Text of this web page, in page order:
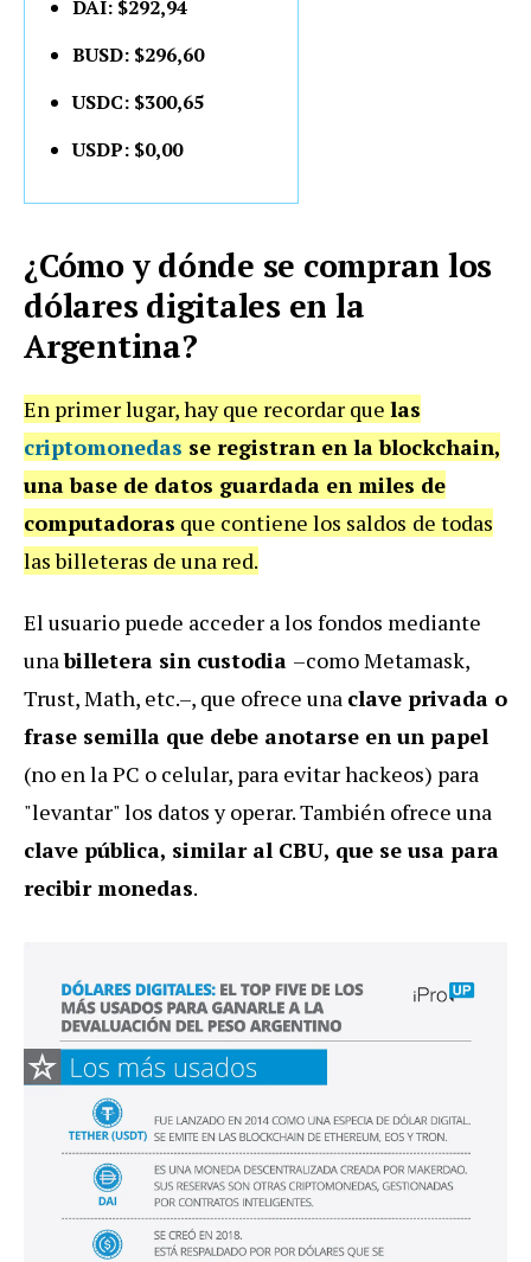
DAI: $292,94
BUSD: $296,60
USDC: $300,65
USDP: $0,00
¿Cómo y dónde se compran los
dólares digitales en la
Argentina?
En primer lugar, hay que recordar que las
criptomonedas se registran en la blockchain,
una base de datos guardada en miles de
computadoras que contiene los saldos de todas
las billeteras de una red.
El usuario puede acceder a los fondos mediante
unabilletera sin custodia –como Metamask,
Trust, Math, etc.–, que ofrece una clave privada o
frase semilla que debe anotarse en un papel
(no en la PC o celular, para evitar hackeos) para
"levantar" los datos y operar. También ofrece una
clave pública, similar al CBU, que se usa para
recibir monedas.